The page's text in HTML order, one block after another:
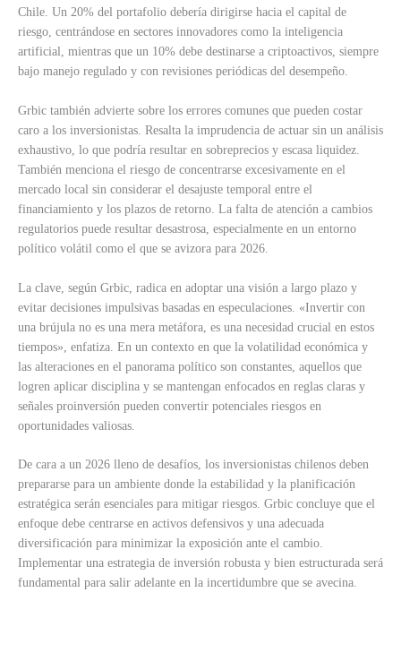
Chile. Un 20% del portafolio debería dirigirse hacia el capital de
riesgo, centrándose en sectores innovadores como la inteligencia
artificial, mientras que un 10% debe destinarse a criptoactivos, siempre
bajo manejo regulado y con revisiones periódicas del desempeño.
Grbic también advierte sobre los errores comunes que pueden costar
caro a los inversionistas. Resalta la imprudencia de actuar sin un análisis
exhaustivo, lo que podría resultar en sobreprecios y escasa liquidez.
También menciona el riesgo de concentrarse excesivamente en el
mercado local sin considerar el desajuste temporal entre el
financiamiento y los plazos de retorno. La falta de atención a cambios
regulatorios puede resultar desastrosa, especialmente en un entorno
político volátil como el que se avizora para 2026.
La clave, según Grbic, radica en adoptar una visión a largo plazo y
evitar decisiones impulsivas basadas en especulaciones. «Invertir con
una brújula no es una mera metáfora, es una necesidad crucial en estos
tiempos», enfatiza. En un contexto en que la volatilidad económica y
las alteraciones en el panorama político son constantes, aquellos que
logren aplicar disciplina y se mantengan enfocados en reglas claras y
señales proinversión pueden convertir potenciales riesgos en
oportunidades valiosas.
De cara a un 2026 lleno de desafíos, los inversionistas chilenos deben
prepararse para un ambiente donde la estabilidad y la planificación
estratégica serán esenciales para mitigar riesgos. Grbic concluye que el
enfoque debe centrarse en activos defensivos y una adecuada
diversificación para minimizar la exposición ante el cambio.
Implementar una estrategia de inversión robusta y bien estructurada será
fundamental para salir adelante en la incertidumbre que se avecina.